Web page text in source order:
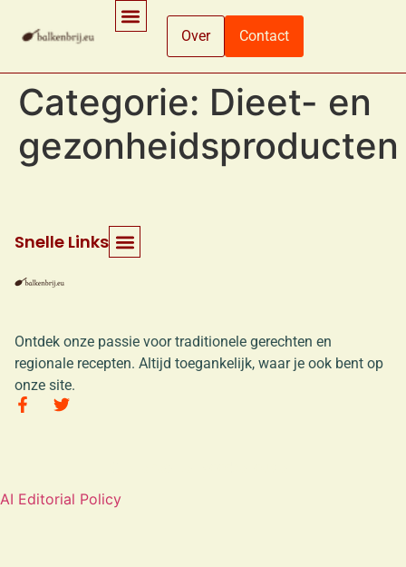
Over Contact
Categorie: Dieet- en
gezonheidsproducten
Ontdek onze passie voor traditionele gerechten en
regionale recepten. Altijd toegankelijk, waar je ook bent op
onze site.
Snelle Links
AI Editorial Policy